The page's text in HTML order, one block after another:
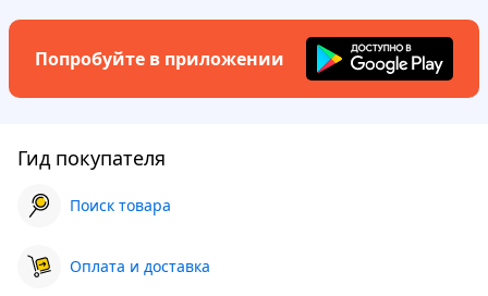
Попробуйте в приложении
Гид покупателя
Поиск товара
Оплата и доставка